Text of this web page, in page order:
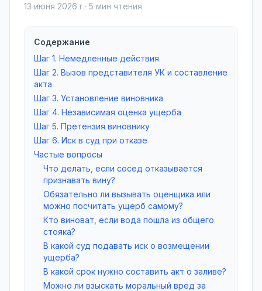
13 июня 2026 г.· 5 мин чтения
Содержание
Шаг 1. Немедленные действия
Шаг 2. Вызов представителя УК и составление
акта
Шаг 3. Установление виновника
Шаг 4. Независимая оценка ущерба
Шаг 5. Претензия виновнику
Шаг 6. Иск в суд при отказе
Частые вопросы
Что делать, если сосед отказывается
признавать вину?
Обязательно ли вызывать оценщика или
можно посчитать ущерб самому?
Кто виноват, если вода пошла из общего
стояка?
В какой суд подавать иск о возмещении
ущерба?
В какой срок нужно составить акт о заливе?
Можно ли взыскать моральный вред за